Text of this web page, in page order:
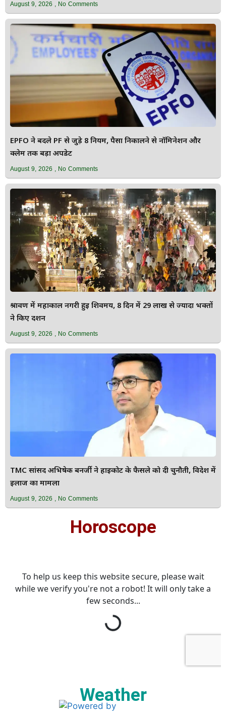
August 9, 2026 No Comments
EPFO ने बदले PF से जुड़े 8 नियम, पैसा निकालने से नॉमिनेशन और
क्लेम तक बड़ा अपडेट
August 9, 2026 No Comments
श्रावण में महाकाल नगरी हुई शिवमय, 8 दिन में 29 लाख से ज्यादा भक्तों
ने किए दर्शन
August 9, 2026 No Comments
TMC सांसद अभिषेक बनर्जी ने हाईकोर्ट के फैसले को दी चुनौती, विदेश में
इलाज का मामला
August 9, 2026 No Comments
Horoscope
Weather